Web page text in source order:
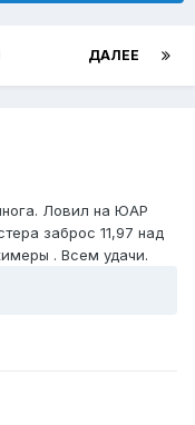
ДАЛЕЕ
Ловил на ЮАР
заброс 11,97 над
. Всем удачи.